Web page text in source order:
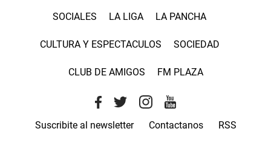
SOCIALES LA LIGA LA PANCHA
CULTURA Y ESPECTACULOS SOCIEDAD
CLUB DE AMIGOS FM PLAZA
Suscribite al newsletter Contactanos RSS